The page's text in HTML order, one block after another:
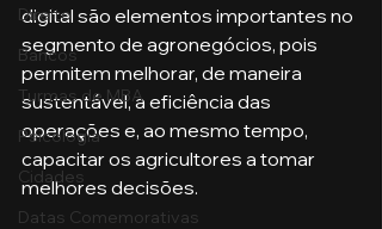
Direito
Bancos
Turmas de MBA
Psicologia
Cidades
Datas Comemorativas
digital são elementos importantes no
segmento de agronegócios, pois
permitem melhorar, de maneira
sustentável, a eficiência das
operações e, ao mesmo tempo,
capacitar os agricultores a tomar
melhores decisões.